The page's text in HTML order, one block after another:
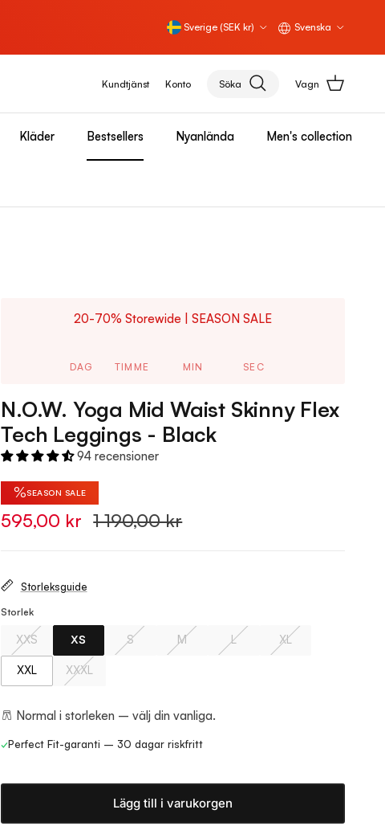
Land/Region
Sverige (SEK kr) Svenska
Kundtjänst Konto Söka Vagn
Kläder Bestsellers Nyanlända Men's collection
20-70% Storewide | SEASON SALE
DAG TIMME MIN SEC
N.O.W. Yoga Mid Waist Skinny Flex
Tech Leggings - Black
94 recensioner
%SEASON SALE
595,00 kr 1 190,00 kr
Storleksguide
Storlek
XXS XS S M L XL
XXL XXXL
Normal i storleken – välj din vanliga.
✓Perfect Fit-garanti – 30 dagar riskfritt
Lägg till i varukorgen